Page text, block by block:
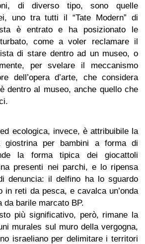
di diverso tipo, sono quelle
uno tra tutti il “Tate Modern” di
è entrato e ha posizionato le
come a voler reclamare il
di stare dentro ad un museo, o
per svelare il meccanismo
dell’opera d’arte, che considera
dentro al museo, anche quello che
ecologica, invece, è attribuibile la
giostrina per bambini a forma di
la forma tipica dei giocattoli
presenti nei parchi, e lo ripensa
denuncia: il delfino ha lo sguardo
in reti da pesca, e cavalca un’onda
da barile marcato BP.
più significativo, però, rimane la
murales sul muro della vergogna,
israeliano per delimitare i territori